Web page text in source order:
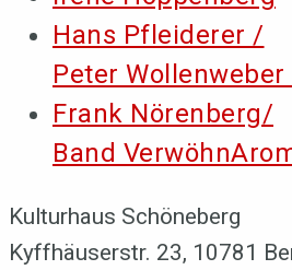
Hans Pfleiderer /
Peter Wollenweber
Frank Nörenberg/
Band
Kulturhaus Schöneberg
Kyffhäuserstr. 23, 10781